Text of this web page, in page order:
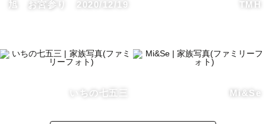
旭 お宮参り 2020/12/19 TMH
いちの七五三 Mi&Se